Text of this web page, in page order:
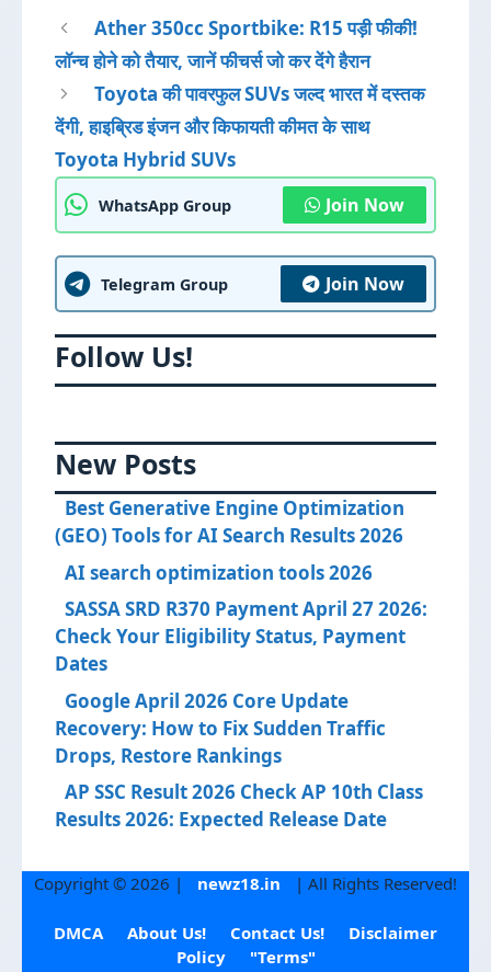
Ather 350cc Sportbike: R15 पड़ी फीकी!
लॉन्च होने को तैयार, जानें फीचर्स जो कर देंगे हैरान
Toyota की पावरफुल SUVs जल्द भारत में दस्तक
देंगी, हाइब्रिड इंजन और किफायती कीमत के साथ
Toyota Hybrid SUVs
WhatsApp Group Join Now
Telegram Group Join Now
Follow Us!
New Posts
Best Generative Engine Optimization
(GEO) Tools for AI Search Results 2026
AI search optimization tools 2026
SASSA SRD R370 Payment April 27 2026:
Check Your Eligibility Status, Payment
Dates
Google April 2026 Core Update
Recovery: How to Fix Sudden Traffic
Drops, Restore Rankings
AP SSC Result 2026 Check AP 10th Class
Results 2026: Expected Release Date
Copyright © 2026 | newz18.in | All Rights Reserved!
DMCA About Us! Contact Us!
Disclaimer
Policy
"Terms"